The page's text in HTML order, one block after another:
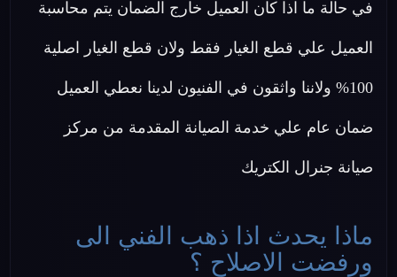
في حالة ما اذا كان العميل خارج الضمان يتم محاسبة
العميل علي قطع الغيار فقط ولان قطع الغيار اصلية
100% ولاننا واثقون في الفنيون لدينا نعطي العميل
ضمان عام علي خدمة الصيانة المقدمة من مركز
صيانة جنرال الكتريك
ماذا يحدث اذا ذهب الفني الى
ورفضت الاصلاح ؟